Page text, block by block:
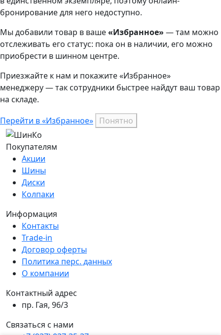
бронирование для него недоступно.
Мы добавили товар в ваше«Избранное» — там можно
отслеживать его статус: пока он в наличии, его можно
приобрести в шинном центре.
Приезжайте к нам и покажите «Избранное»
менеджеру — так сотрудники быстрее найдут ваш товар
на складе.
Перейти в «Избранное» Понятно
Покупателям
Акции
Шины
Диски
Колпаки
Информация
Контакты
Trade-in
Договор оферты
Политика перс. данных
О компании
Контактный адрес
пр. Гая, 96/3
Связаться с нами